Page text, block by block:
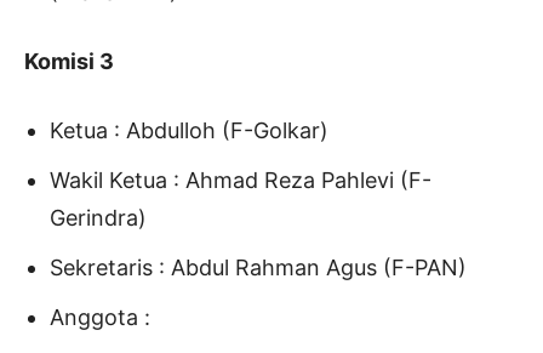
Komisi 3
Ketua : Abdulloh (F-Golkar)
Wakil Ketua : Ahmad Reza Pahlevi (F-
Gerindra)
Sekretaris : Abdul Rahman Agus (F-PAN)
Anggota :